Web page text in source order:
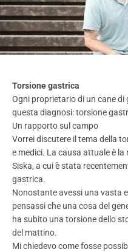
Torsione gastrica
Ogni proprietario di un cane
questa diagnosi: torsione
Un rapporto sul campo
Vorrei discutere il tema della
e medici. La causa attuale è
Siska, a cui è stata
gastrica.
Nonostante avessi una vasta
pensassi che una cosa del
ha subito una torsione dello
del mattino.
Mi chiedevo come fosse